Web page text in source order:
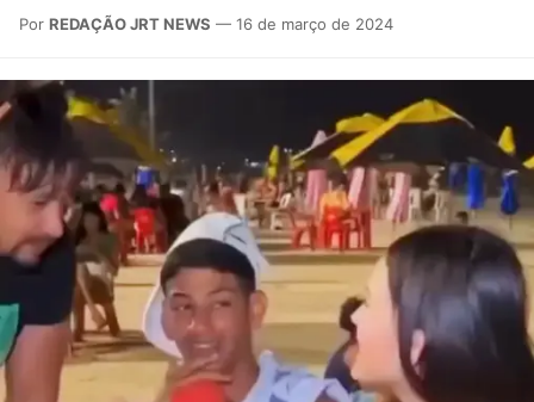
Por REDAÇÃO JRT NEWS — 16 de março de 2024